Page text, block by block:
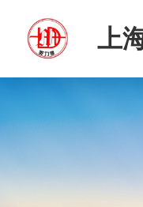
上